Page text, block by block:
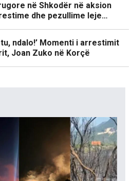
në Shkodër në aksion
dhe pezullime leje…
ndalo!’ Momenti i arrestimit
Joan Zuko në Korçë